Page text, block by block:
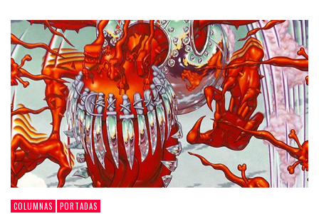
COLUMNAS PORTADAS